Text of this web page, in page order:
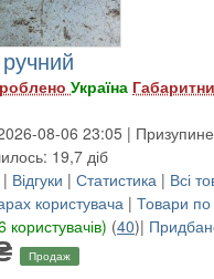
Україна
08-06 23:05 |
19,7 діб
Відгуки | Статистика | Всі
користувача | Товари
(40)|
Продаж